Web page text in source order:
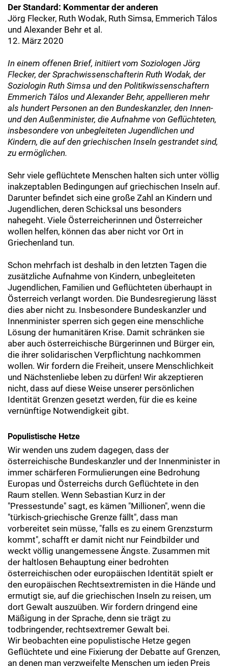
Der Standard: Kommentar der anderen
Jörg Flecker, Ruth Wodak, Ruth Simsa, Emmerich Tálos
und Alexander Behr et al.
12. März 2020
In einem offenen Brief, initiiert vom Soziologen Jörg
Flecker, der Sprachwissenschafterin Ruth Wodak, der
Soziologin Ruth Simsa und den Politikwissenschaftern
Emmerich Tálos und Alexander Behr, appellieren mehr
als hundert Personen an den Bundeskanzler, den Innen-
und den Außenminister, die Aufnahme von Geflüchteten,
insbesondere von unbegleiteten Jugendlichen und
Kindern, die auf den griechischen Inseln gestrandet sind,
zu ermöglichen.
Sehr viele geflüchtete Menschen halten sich unter völlig
inakzeptablen Bedingungen auf griechischen Inseln auf.
Darunter befindet sich eine große Zahl an Kindern und
Jugendlichen, deren Schicksal uns besonders
nahegeht. Viele Österreicherinnen und Österreicher
wollen helfen, können das aber nicht vor Ort in
Griechenland tun.
Schon mehrfach ist deshalb in den letzten Tagen die
zusätzliche Aufnahme von Kindern, unbegleiteten
Jugendlichen, Familien und Geflüchteten überhaupt in
Österreich verlangt worden. Die Bundesregierung lässt
dies aber nicht zu. Insbesondere Bundeskanzler und
Innenminister sperren sich gegen eine menschliche
Lösung der humanitären Krise. Damit schränken sie
aber auch österreichische Bürgerinnen und Bürger ein,
die ihrer solidarischen Verpflichtung nachkommen
wollen. Wir fordern die Freiheit, unsere Menschlichkeit
und Nächstenliebe leben zu dürfen! Wir akzeptieren
nicht, dass auf diese Weise unserer persönlichen
Identität Grenzen gesetzt werden, für die es keine
vernünftige Notwendigkeit gibt.
Populistische Hetze
Wir wenden uns zudem dagegen, dass der
österreichische Bundeskanzler und der Innenminister in
immer schärferen Formulierungen eine Bedrohung
Europas und Österreichs durch Geflüchtete in den
Raum stellen. Wenn Sebastian Kurz in der
"Pressestunde" sagt, es kämen "Millionen", wenn die
"türkisch-griechische Grenze fällt", dass man
vorbereitet sein müsse, "falls es zu einem Grenzsturm
kommt", schafft er damit nicht nur Feindbilder und
weckt völlig unangemessene Ängste. Zusammen mit
der haltlosen Behauptung einer bedrohten
österreichischen oder europäischen Identität spielt er
den europäischen Rechtsextremisten in die Hände und
ermutigt sie, auf die griechischen Inseln zu reisen, um
dort Gewalt auszuüben. Wir fordern dringend eine
Mäßigung in der Sprache, denn sie trägt zu
todbringender, rechtsextremer Gewalt bei.
Wir beobachten eine populistische Hetze gegen
Geflüchtete und eine Fixierung der Debatte auf Grenzen,
an denen man verzweifelte Menschen um jeden Preis